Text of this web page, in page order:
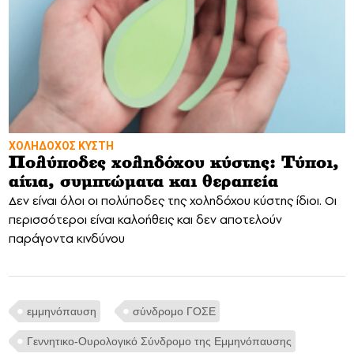
ΧΟΛΗΔΟΧΟΣ ΚΥΣΤΗ
Πολύποδες χοληδόχου κύστης: Τύποι,
αίτια, συμπτώματα και θεραπεία
Δεν είναι όλοι οι πολύποδες της χοληδόχου κύστης ίδιοι. Οι
περισσότεροι είναι καλοήθεις και δεν αποτελούν
παράγοντα κινδύνου
εμμηνόπαυση σύνδρομο ΓΟΣΕ
Γεννητικο-Ουρολογικό Σύνδρομο της Εμμηνόπαυσης